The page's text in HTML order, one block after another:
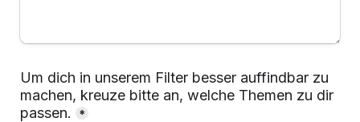
Um dich in unserem Filter besser auffindbar zu
machen, kreuze bitte an, welche Themen zu dir
passen.
*